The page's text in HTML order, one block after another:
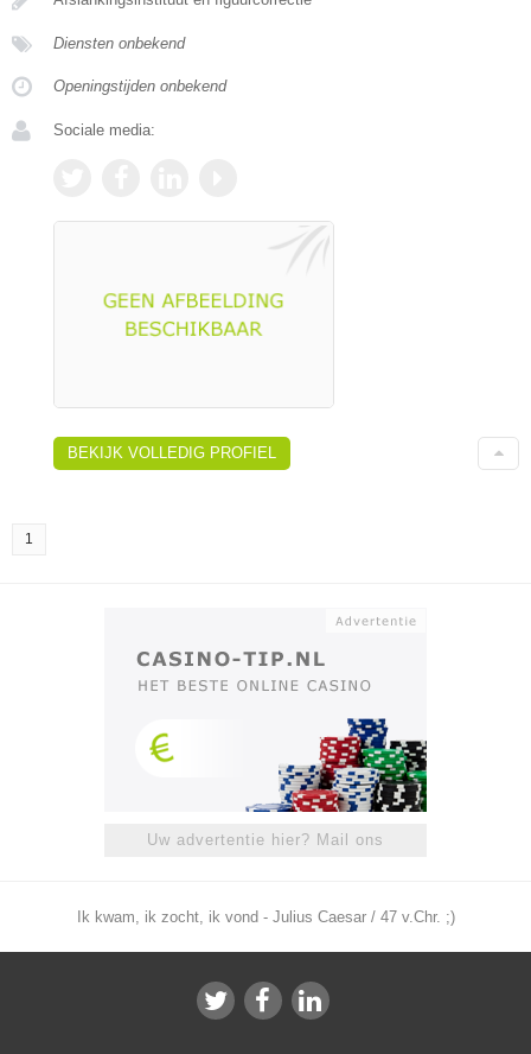
Diensten onbekend
Openingstijden onbekend
Sociale media:
BEKIJK VOLLEDIG PROFIEL
1
Uw advertentie hier? Mail ons
Ik kwam, ik zocht, ik vond - Julius Caesar / 47 v.Chr. ;)